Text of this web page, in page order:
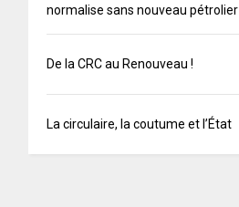
normalise sans nouveau pétrolier
De la CRC au Renouveau !
La circulaire, la coutume et l’État